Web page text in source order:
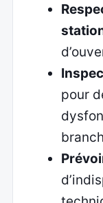
pour